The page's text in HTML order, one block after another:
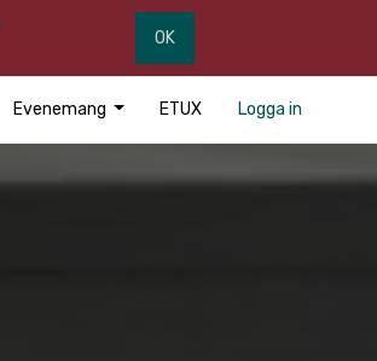
OK
Evenemang ETUX Logga in